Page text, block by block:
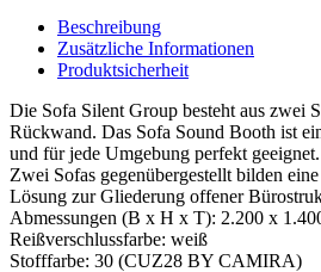
Beschreibung
Zusätzliche Informationen
Produktsicherheit
Die Sofa Silent Group besteht aus zwei
Rückwand. Das Sofa Sound Booth ist
und für jede Umgebung perfekt geeignet.
Zwei Sofas gegenübergestellt bilden
Lösung zur Gliederung offener
Abmessungen (B x H x T): 2.200 x
Reißverschlussfarbe: weiß
Stofffarbe: 30 (CUZ28 BY CAMIRA)